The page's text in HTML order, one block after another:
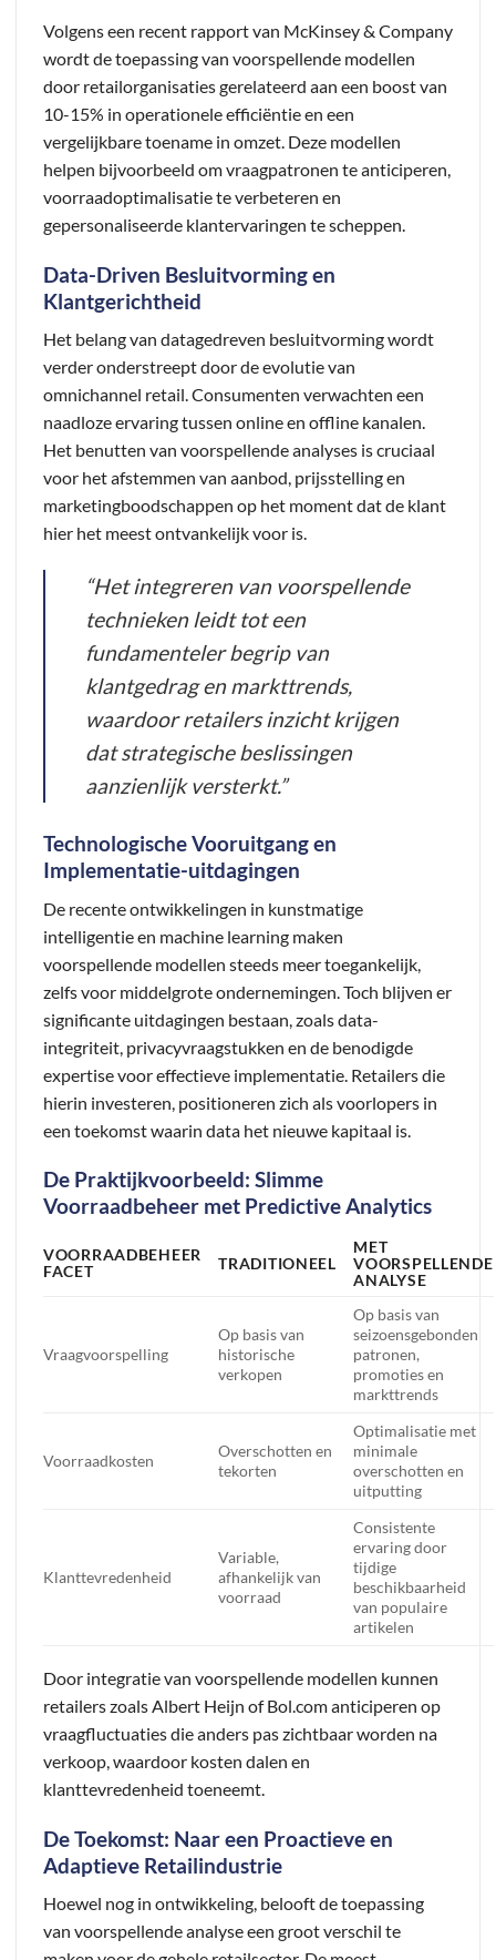
Volgens een recent rapport van McKinsey & Company
wordt de toepassing van voorspellende modellen
door retailorganisaties gerelateerd aan een boost van
10-15% in operationele efficiëntie en een
vergelijkbare toename in omzet. Deze modellen
helpen bijvoorbeeld om vraagpatronen te anticiperen,
voorraadoptimalisatie te verbeteren en
gepersonaliseerde klantervaringen te scheppen.
Data-Driven Besluitvorming en
Klantgerichtheid
Het belang van datagedreven besluitvorming wordt
verder onderstreept door de evolutie van
omnichannel retail. Consumenten verwachten een
naadloze ervaring tussen online en offline kanalen.
Het benutten van voorspellende analyses is cruciaal
voor het afstemmen van aanbod, prijsstelling en
marketingboodschappen op het moment dat de klant
hier het meest ontvankelijk voor is.
“Het integreren van voorspellende
technieken leidt tot een
fundamenteler begrip van
klantgedrag en markttrends,
waardoor retailers inzicht krijgen
dat strategische beslissingen
aanzienlijk versterkt.”
Technologische Vooruitgang en
Implementatie-uitdagingen
De recente ontwikkelingen in kunstmatige
intelligentie en machine learning maken
voorspellende modellen steeds meer toegankelijk,
zelfs voor middelgrote ondernemingen. Toch blijven er
significante uitdagingen bestaan, zoals data-
integriteit, privacyvraagstukken en de benodigde
expertise voor effectieve implementatie. Retailers die
hierin investeren, positioneren zich als voorlopers in
een toekomst waarin data het nieuwe kapitaal is.
De Praktijkvoorbeeld: Slimme
Voorraadbeheer met Predictive Analytics
VOORRAADBEHEER
FACET
TRADITIONEEL
MET
VOORSPELLENDE
ANALYSE
Vraagvoorspelling
Op basis van
historische
verkopen
Op basis van
seizoensgebonden
patronen,
promoties en
markttrends
Voorraadkosten
Overschotten en
tekorten
Optimalisatie met
minimale
overschotten en
uitputting
Klanttevredenheid
Variable,
afhankelijk van
voorraad
Consistente
ervaring door
tijdige
beschikbaarheid
van populaire
artikelen
Door integratie van voorspellende modellen kunnen
retailers zoals Albert Heijn of Bol.com anticiperen op
vraagfluctuaties die anders pas zichtbaar worden na
verkoop, waardoor kosten dalen en
klanttevredenheid toeneemt.
De Toekomst: Naar een Proactieve en
Adaptieve Retailindustrie
Hoewel nog in ontwikkeling, belooft de toepassing
van voorspellende analyse een groot verschil te